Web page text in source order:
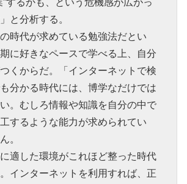
と分析する。
時代が求めている勉強法だとい
に好きなペースで学べる上、自分
くからだ。「インターネットで検
分かる時代には、博学なだけでは
。むしろ情報や知識を自分の中で
するような能力が求められてい
。
適した環境がこれほど整った時代
インターネットを利用すれば、正